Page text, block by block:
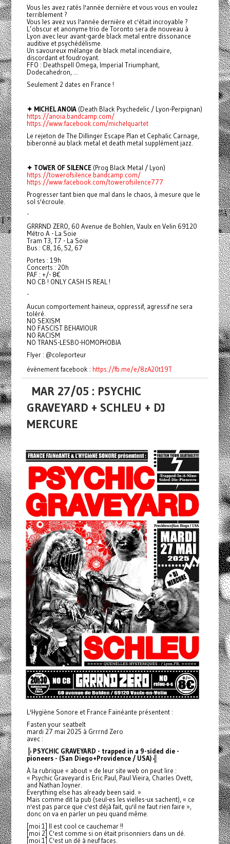
Vous les avez ratés l'année dernière et vous vous en voulez
terriblement ?
Vous les avez vus l'année dernière et c'était incroyable ?
L’obscur et anonyme trio de Toronto sera de nouveau à
Lyon avec leur avant-garde black metal entre dissonance
auditive et psychédélisme.
Un savoureux mélange de black metal incendiaire,
discordant et foudroyant.
FFO : Deathspell Omega, Imperial Triumphant,
Dodecahedron, ...
Seulement 2 dates en France !
✦ MICHEL ANOIA(Death Black Psychedelic / Lyon-Perpignan)
https://anoia.bandcamp.com/
https://www.facebook.com/michelquartet
Le rejeton de The Dillinger Escape Plan et Cephalic Carnage,
biberonné au black metal et death metal supplément jazz.
✦ TOWER OF SILENCE(Prog Black Metal / Lyon)
https://towerofsilence.bandcamp.com/
https://www.facebook.com/towerofsilence777
Progresser tant bien que mal dans le chaos, à mesure que le
sol s'écroule.
-
GRRRND ZERO, 60 Avenue de Bohlen, Vaulx en Velin 69120
Métro A - La Soie
Tram T3, T7 - La Soie
Bus : C8, 16, 52, 67
Portes : 19h
Concerts : 20h
PAF : +/- 8€
NO CB ! ONLY CASH IS REAL !
-
Aucun comportement haineux, oppressif, agressif ne sera
toléré.
NO SEXISM
NO FASCIST BEHAVIOUR
NO RACISM
NO TRANS-LESBO-HOMOPHOBIA
Flyer : @coleporteur
évènement facebook : https://fb.me/e/8zA20t19T
MAR 27/05 : PSYCHIC
GRAVEYARD + SCHLEU + DJ
MERCURE
L'Hygiène Sonore et France Fainéante présentent :
Fasten your seatbelt
mardi 27 mai 2025 à Grrrnd Zero
avec :
╠ PSYCHIC GRAVEYARD - trapped in a 9-sided die -
pioneers - (San Diego+Providence / USA) ╣
À la rubrique « about » de leur site web on peut lire :
« Psychic Graveyard is Eric Paul, Paul Vieira, Charles Ovett,
and Nathan Joyner.
Everything else has already been said. »
Mais comme dit la pub (seul-es les vielles-ux sachent), « ce
n'est pas parce que c'est déjà fait, qu'il ne faut rien faire »,
donc on va en parler un peu quand même.
[moi 1] Il est cool ce cauchemar !!
[moi 2] C'est comme si on était prisonniers dans un dé.
[moi 1] C'est un dé à neuf faces.